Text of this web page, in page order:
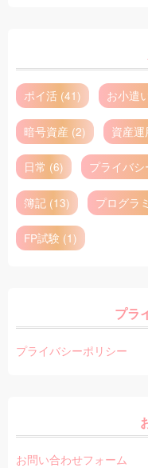
ポイ活 (41) お小遣
暗号資産 (2) 資産
日常 (6) プライバ
簿記 (13) プログラ
FP試験 (1)
プラ
プライバシーポリシー
お問い合わせフォーム